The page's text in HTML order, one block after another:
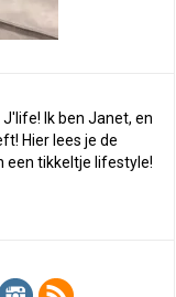
Ik ben Janet, en
Hier lees je de
een tikkeltje lifestyle!